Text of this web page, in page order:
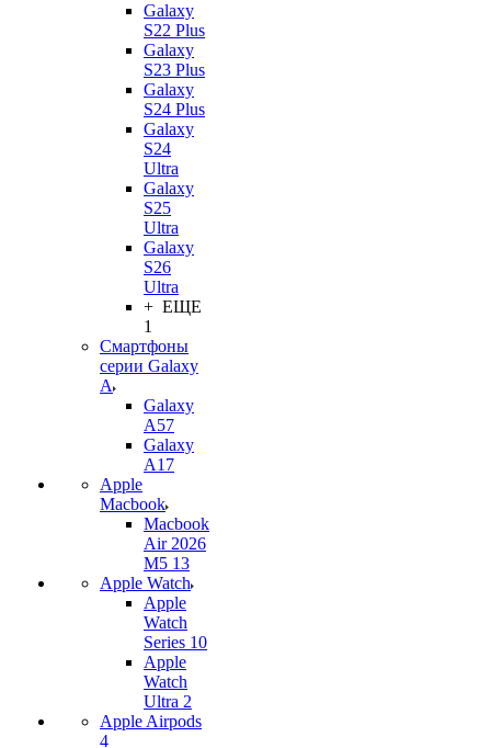
Galaxy
S22 Plus
Galaxy
S23 Plus
Galaxy
S24 Plus
Galaxy
S24
Ultra
Galaxy
S25
Ultra
Galaxy
S26
Ultra
+ ЕЩЕ
1
Смартфоны
серии Galaxy
A
Galaxy
A57
Galaxy
A17
Apple
Macbook
Macbook
Air 2026
M5 13
Apple Watch
Apple
Watch
Series 10
Apple
Watch
Ultra 2
Apple Airpods
4